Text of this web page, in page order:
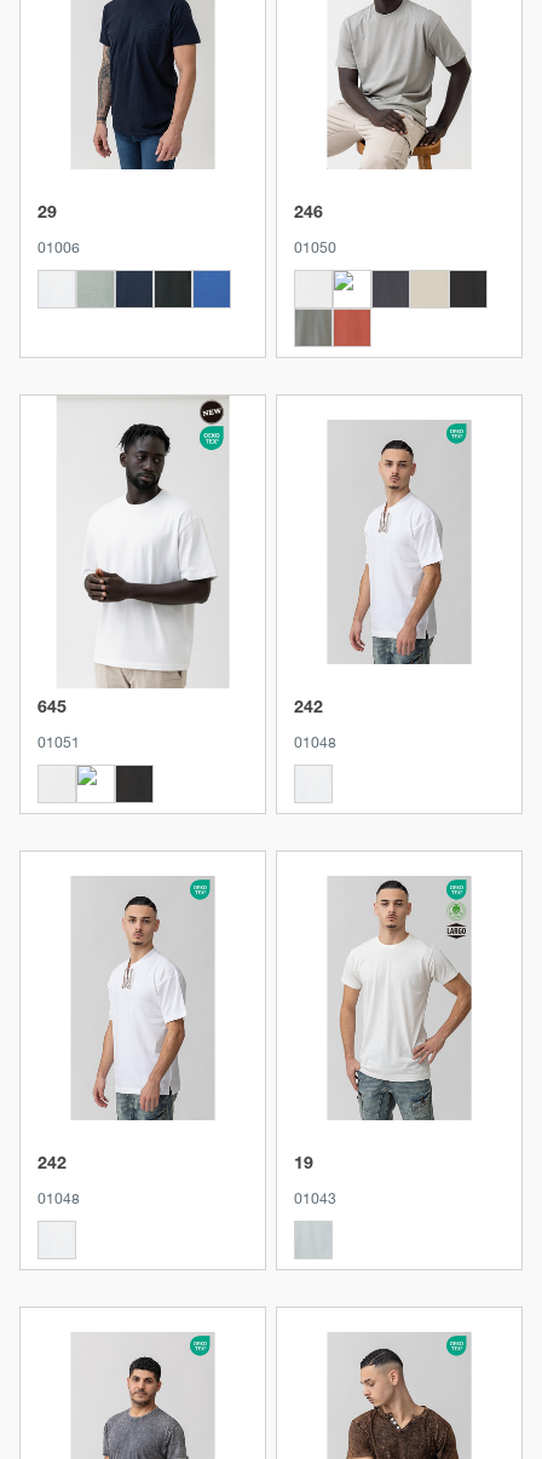
Produkt anzeigen
29
01006
Produkt anzeigen
246
01050
Produkt anzeigen
645
01051
Produkt anzeigen
242
01048
Produkt anzeigen
242
01048
Produkt anzeigen
19
01043
Produkt anzeigen Produkt anzeigen